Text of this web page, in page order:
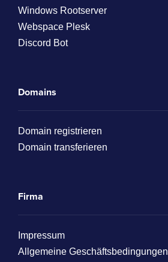
Windows Rootserver
Webspace Plesk
Discord Bot
Domains
Domain registrieren
Domain transferieren
Firma
Impressum
Allgemeine Geschäftsbedingungen